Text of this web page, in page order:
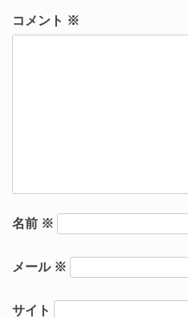
コメント ※
名前 ※
メール ※
サイト